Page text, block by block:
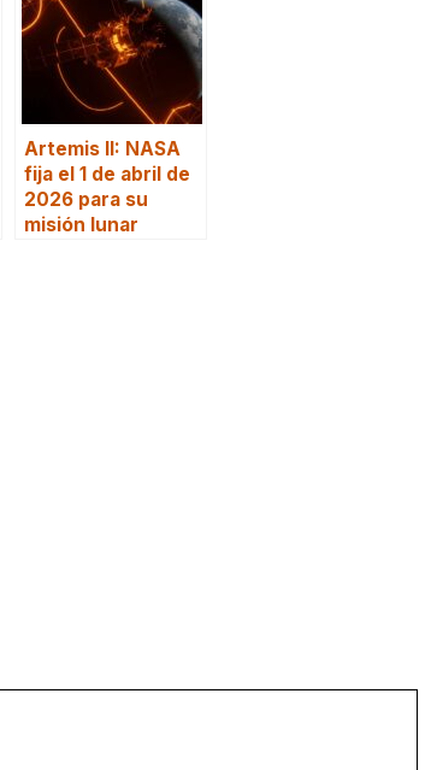
Artemis II: NASA
fija el 1 de abril de
2026 para su
misión lunar